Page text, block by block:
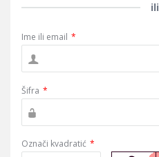
ili
Ime ili email *
Šifra *
Označi kvadratić *